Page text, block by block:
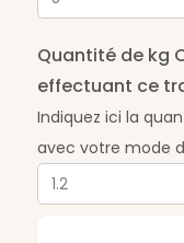
Quantité de kg
effectuant ce
Indiquez ici la
avec votre mode